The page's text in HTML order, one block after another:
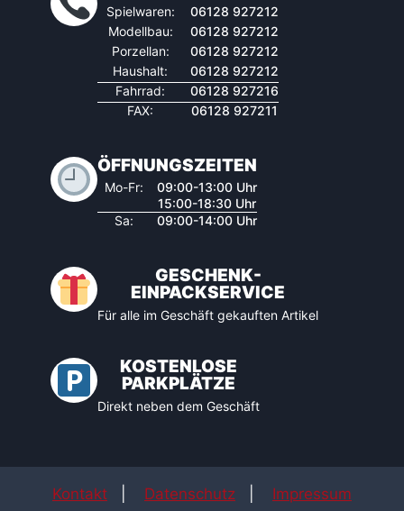
Spielwaren:
06128 927212
Modellbau:
06128 927212
Porzellan:
06128 927212
Haushalt:
06128 927212
Fahrrad:
06128 927216
FAX:
06128 927211
ÖFFNUNGSZEITEN
Mo-Fr:
09:00-13:00 Uhr
15:00-18:30 Uhr
Sa:
09:00-14:00 Uhr
GESCHENK-
EINPACKSERVICE
Für alle im Geschäft gekauften Artikel
KOSTENLOSE
PARKPLÄTZE
Direkt neben dem Geschäft
Kontakt Datenschutz Impressum